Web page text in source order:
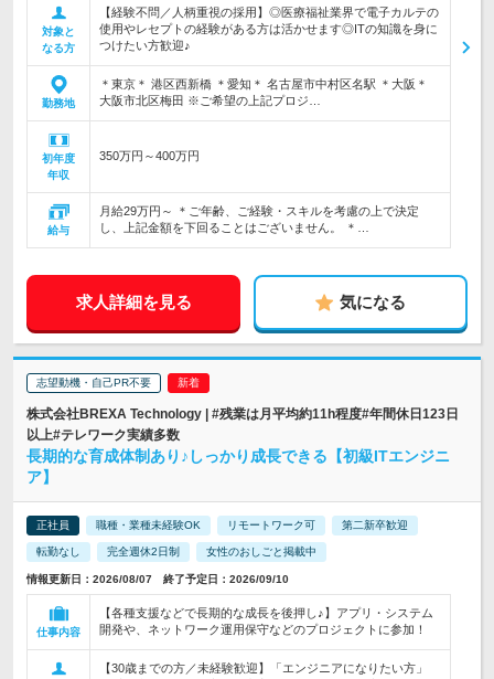
対象と
なる方
【経験不問／人柄重視の採用】◎医療福祉業界で電子カルテの
使用やレセプトの経験がある方は活かせます◎ITの知識を身に
つけたい方歓迎♪
勤務地
＊東京＊ 港区西新橋 ＊愛知＊ 名古屋市中村区名駅 ＊大阪＊
大阪市北区梅田 ※ご希望の上記プロジ…
初年度
年収
350万円～400万円
給与
月給29万円～ ＊ご年齢、ご経験・スキルを考慮の上で決定
し、上記金額を下回ることはございません。 ＊…
求人詳細を見る 気になる
志望動機・自己PR不要
株式会社BREXA Technology | #残業は月平均約11h程度#年間休日123日
以上#テレワーク実績多数
長期的な育成体制あり♪しっかり成長できる【初級ITエンジニ
ア】
正社員 職種・業種未経験OK リモートワーク可 第二新卒歓迎
転勤なし 完全週休2日制 女性のおしごと掲載中
情報更新日：2026/08/07 終了予定日：2026/09/10
仕事内容
【各種支援などで長期的な成長を後押し♪】アプリ・システム
開発や、ネットワーク運用保守などのプロジェクトに参加！
【30歳までの方／未経験歓迎】「エンジニアになりたい方」